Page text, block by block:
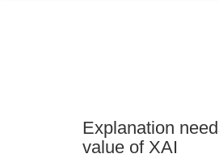
Explanation
value of XAI